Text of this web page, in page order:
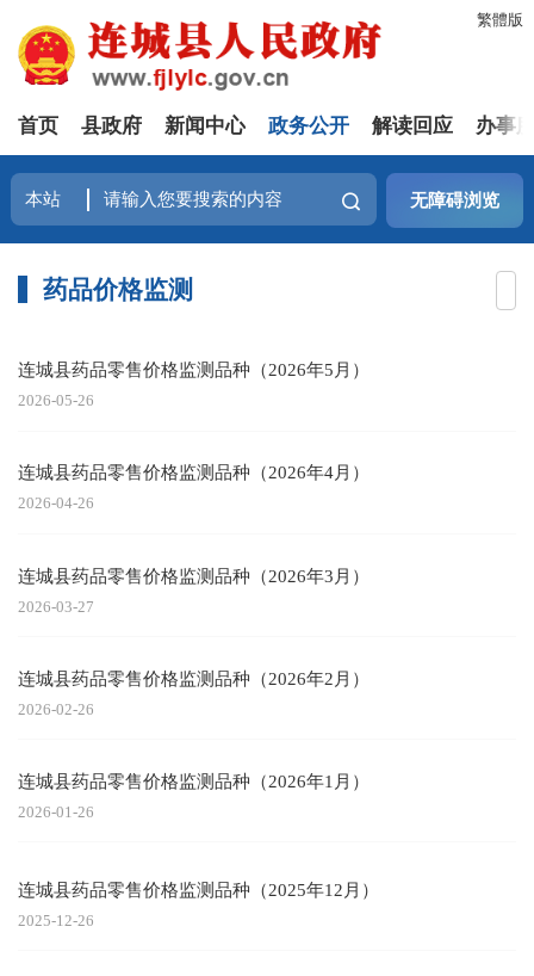
繁體版
首页 县政府 新闻中心 政务公开 解读回应 办事
无障碍浏览
药品价格监测
连城县药品零售价格监测品种（2026年5月）
2026-05-26
连城县药品零售价格监测品种（2026年4月）
2026-04-26
连城县药品零售价格监测品种（2026年3月）
2026-03-27
连城县药品零售价格监测品种（2026年2月）
2026-02-26
连城县药品零售价格监测品种（2026年1月）
2026-01-26
连城县药品零售价格监测品种（2025年12月）
2025-12-26